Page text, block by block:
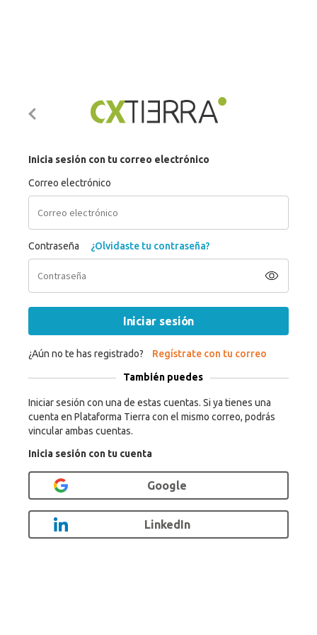
Inicia sesión con tu correo electrónico
Correo electrónico
Contraseña ¿Olvidaste tu contraseña?
Iniciar sesión
¿Aún no te has registrado? Regístrate con tu correo
También puedes
Iniciar sesión con una de estas cuentas. Si ya tienes una
cuenta en Plataforma Tierra con el mismo correo, podrás
vincular ambas cuentas.
Inicia sesión con tu cuenta
Google
LinkedIn